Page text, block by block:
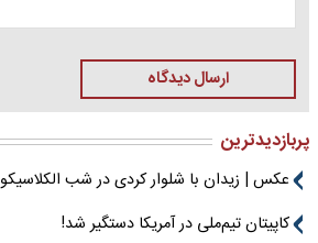
ارسال دیدگاه
پربازدیدترین
عکس | زیدان با شلوار کردی در شب الکلاسیکو
کاپیتان تیم‌ملی در آمریکا دستگیر شد!